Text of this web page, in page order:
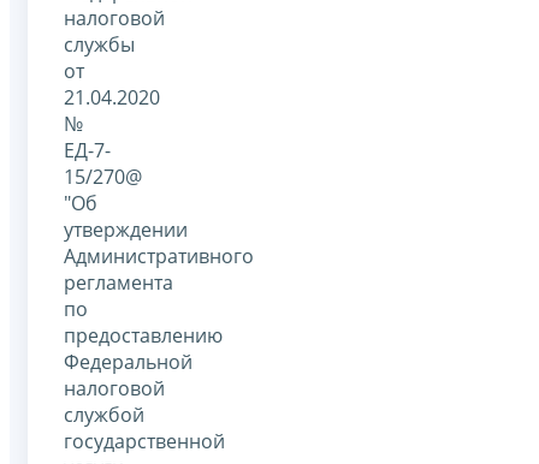
налоговой
службы
от
21.04.2020
№
ЕД-7-
15/270@
"Об
утверждении
Административного
регламента
по
предоставлению
Федеральной
налоговой
службой
государственной